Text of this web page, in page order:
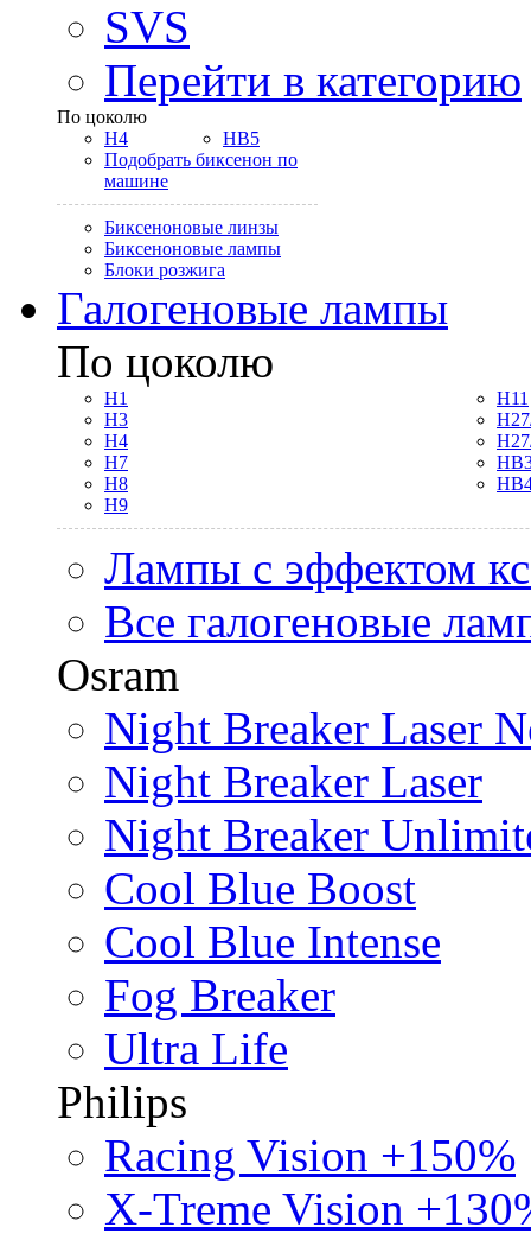
SVS
Перейти в категорию
По цоколю
H4
HB5
Подобрать биксенон по
машине
Биксеноновые линзы
Биксеноновые лампы
Блоки розжига
Галогеновые лампы
По цоколю
H1
H3
H4
H7
H8
H9
H11
Лампы с эффектом
Все галогеновые
Osram
Night Breaker Laser
Night Breaker Laser
Night Breaker
Cool Blue Boost
Cool Blue Intense
Fog Breaker
Ultra Life
Philips
Racing Vision +150%
X-Treme Vision